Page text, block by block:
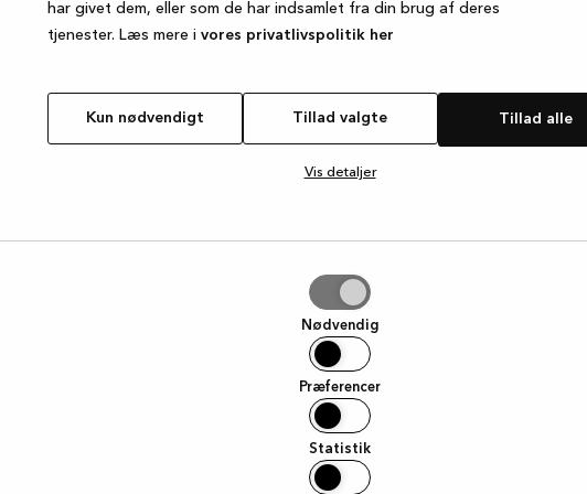
har givet dem, eller som de har indsamlet fra din brug af deres
tjenester. Læs mere i vores privatlivspolitik her
Kun nødvendigt Tillad valgte Tillad alle
Vis detaljer
Nødvendig
Præferencer
Statistik
side exception has occurred (see the